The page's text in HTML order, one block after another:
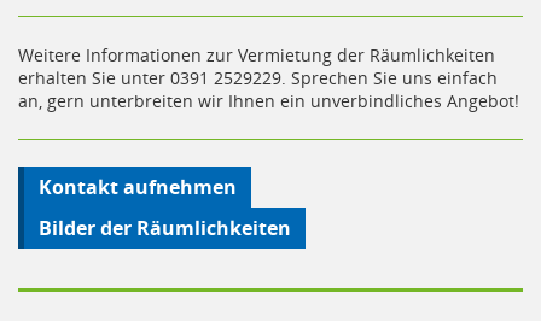
Weitere Informationen zur Vermietung der Räumlichkeiten
erhalten Sie unter 0391 2529229. Sprechen Sie uns einfach
an, gern unterbreiten wir Ihnen ein unverbindliches Angebot!
Kontakt aufnehmen
Bilder der Räumlichkeiten